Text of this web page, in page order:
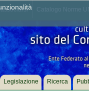
Legislazione Ricerca